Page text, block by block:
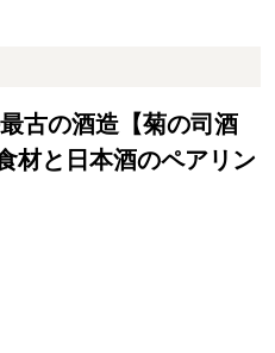
古の酒造【菊の司酒
と日本酒のペアリン